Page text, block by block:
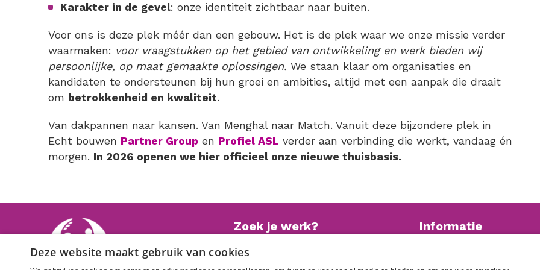
Karakter in de gevel: onze identiteit zichtbaar naar buiten.
Voor ons is deze plek méér dan een gebouw. Het is de plek waar we onze missie verder
waarmaken: voor vraagstukken op het gebied van ontwikkeling en werk bieden wij
persoonlijke, op maat gemaakte oplossingen. We staan klaar om organisaties en
kandidaten te ondersteunen bij hun groei en ambities, altijd met een aanpak die draait
om betrokkenheid en kwaliteit.
Van dakpannen naar kansen. Van Menghal naar Match. Vanuit deze bijzondere plek in
Echt bouwen Partner Group en Profiel ASL verder aan verbinding die werkt, vandaag én
morgen. In 2026 openen we hier officieel onze nieuwe thuisbasis.
Zoek je werk?
Check onze vacaturebank
Informatie
Deze website maakt gebruik van cookies